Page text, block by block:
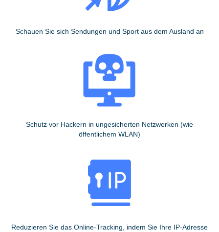
Schauen Sie sich Sendungen und Sport aus dem Ausland an
Schutz vor Hackern in ungesicherten Netzwerken (wie
öffentlichem WLAN)
Reduzieren Sie das Online-Tracking, indem Sie Ihre IP-Adresse